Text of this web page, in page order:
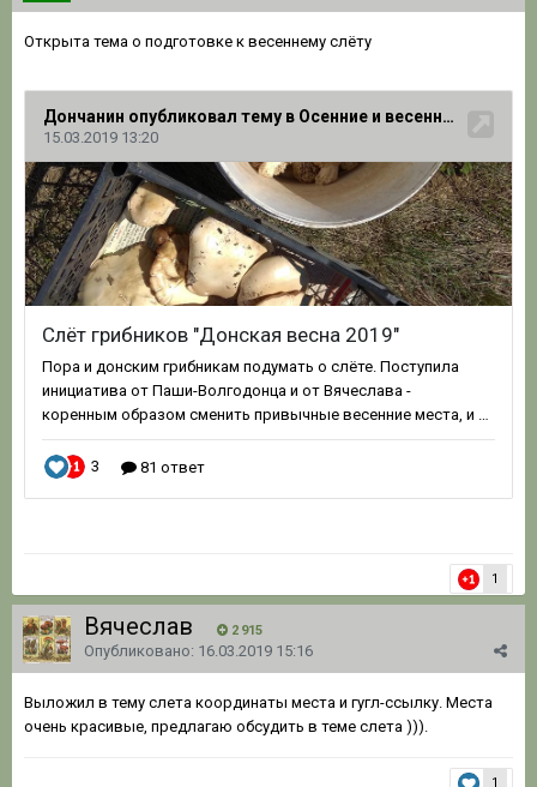
Открыта тема о подготовке к весеннему слёту
1
Вячеслав 2 915
Опубликовано: 16.03.2019 15:16
Выложил в тему слета координаты места и гугл-ссылку. Места
очень красивые, предлагаю обсудить в теме слета ))).
1